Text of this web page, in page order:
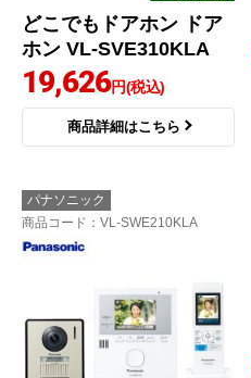
どこでもドアホン ドア
ホン VL-SVE310KLA
19,626円(税込)
商品詳細はこちら
パナソニック
商品コード ：VL-SWE210KLA